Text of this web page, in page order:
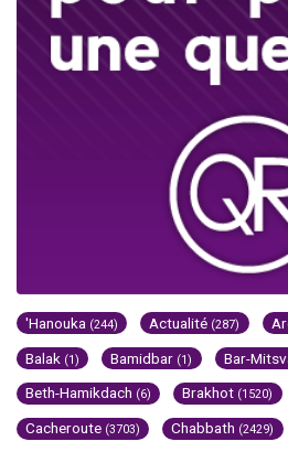
'Hanouka (244) Actualité (287)
Balak (1) Bamidbar (1) Bar-
Beth-Hamikdach (6) Brakhot (1520)
Cacheroute (3703) Chabbath (2429)